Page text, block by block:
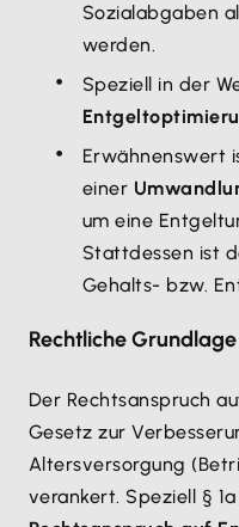
Sozialabgaben
werden.
Speziell in der
Erwähnenswert
einer
um eine
Stattdessen ist
Gehalts- bzw.
Rechtliche
Der Rechtsanspruch
Gesetz zur
Altersversorgung
verankert. Speziell §